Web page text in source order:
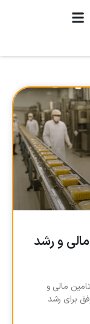
و رشد
مالی و
برای رشد